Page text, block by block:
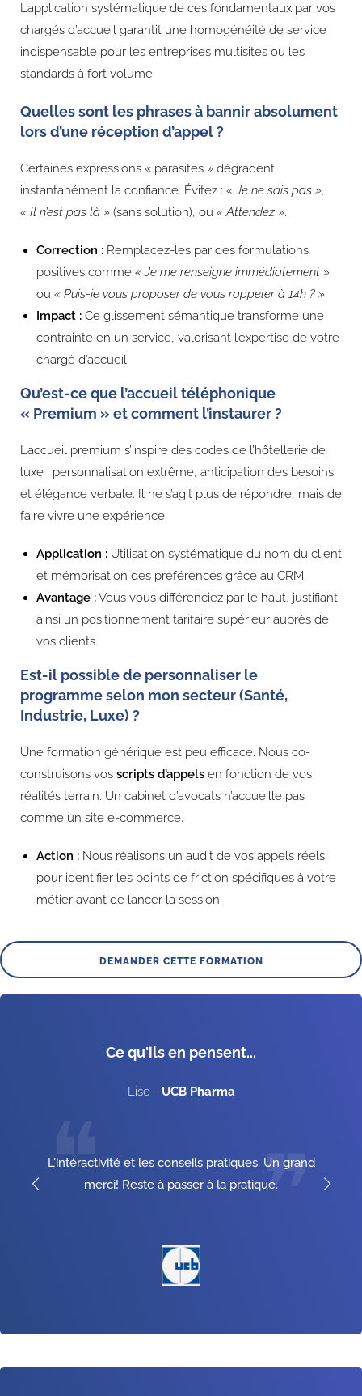
L’application systématique de ces fondamentaux par vos
chargés d’accueil garantit une homogénéité de service
indispensable pour les entreprises multisites ou les
standards à fort volume.
Quelles sont les phrases à bannir absolument
lors d’une réception d’appel ?
Certaines expressions « parasites » dégradent
instantanément la confiance. Évitez : « Je ne sais pas »,
« Il n’est pas là » (sans solution), ou « Attendez ».
Correction : Remplacez-les par des formulations
positives comme « Je me renseigne immédiatement »
ou « Puis-je vous proposer de vous rappeler à 14h ? ».
Impact : Ce glissement sémantique transforme une
contrainte en un service, valorisant l’expertise de votre
chargé d’accueil.
Qu’est-ce que l’accueil téléphonique
« Premium » et comment l’instaurer ?
L’accueil premium s’inspire des codes de l’hôtellerie de
luxe : personnalisation extrême, anticipation des besoins
et élégance verbale. Il ne s’agit plus de répondre, mais de
faire vivre une expérience.
Application : Utilisation systématique du nom du client
et mémorisation des préférences grâce au CRM.
Avantage :Vous vous différenciez par le haut, justifiant
ainsi un positionnement tarifaire supérieur auprès de
vos clients.
Est-il possible de personnaliser le
programme selon mon secteur (Santé,
Industrie, Luxe) ?
Une formation générique est peu efficace. Nous co-
construisons vos scripts d’appels en fonction de vos
réalités terrain. Un cabinet d’avocats n’accueille pas
comme un site e-commerce.
Action : Nous réalisons un audit de vos appels réels
pour identifier les points de friction spécifiques à votre
métier avant de lancer la session.
DEMANDER CETTE FORMATION
Ce qu'ils en pensent...
Lise - UCB Pharma
❝
L'intéractivité et les conseils pratiques. Un grand
merci! Reste à passer à la pratique.❞